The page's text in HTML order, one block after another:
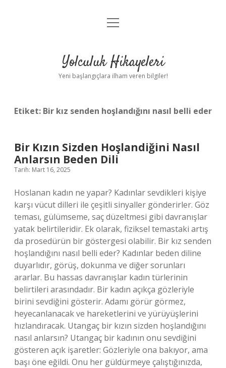
Anasayfa
Yasal Uyarı
menüyü
Yolculuk Hikayeleri
Yeni başlangıçlara ilham veren bilgiler!
Etiket: Bir kız senden hoşlandığını nasıl belli eder
Bir Kızın Sizden Hoşlandiğini Nasıl
Anlarsın Beden Dili
Tarih: Mart 16, 2025
Hoslanan kadın ne yapar? Kadınlar sevdikleri kişiye
karşı vücut dilleri ile çeşitli sinyaller gönderirler. Göz
teması, gülümseme, saç düzeltmesi gibi davranışlar
yatak belirtileridir. Ek olarak, fiziksel temastaki artış
da prosedürün bir göstergesi olabilir. Bir kız senden
hoşlandığını nasıl belli eder? Kadınlar beden diline
duyarlıdır, görüş, dokunma ve diğer sorunları
ararlar. Bu hassas davranışlar kadın türlerinin
belirtileri arasındadır. Bir kadın açıkça gözleriyle
birini sevdiğini gösterir. Adamı görür görmez,
heyecanlanacak ve hareketlerini ve yürüyüşlerini
hızlandıracak. Utangaç bir kızın sizden hoşlandığını
nasıl anlarsın? Utangaç bir kadının onu sevdiğini
gösteren açık işaretler: Gözleriyle ona bakıyor, ama
başı öne eğildi. Onu her güldürmeye çalıştığınızda,